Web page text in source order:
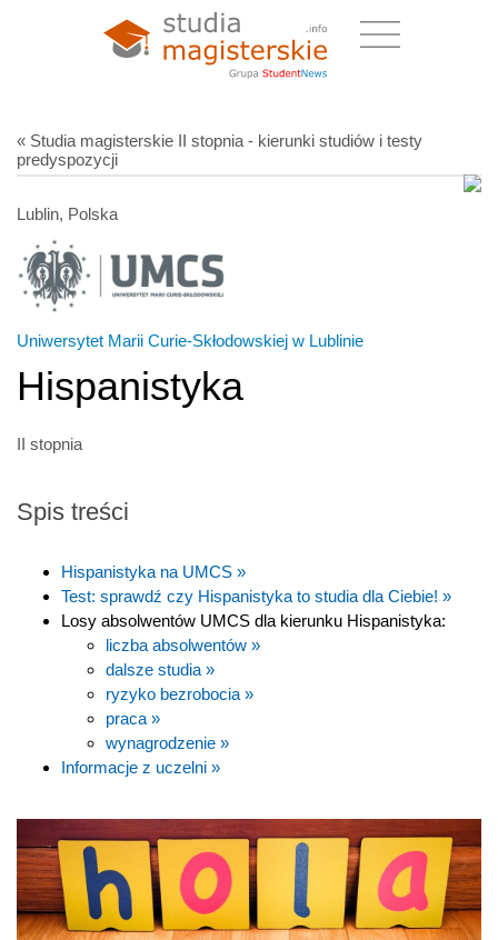
« Studia magisterskie II stopnia - kierunki studiów i testy
predyspozycji
Lublin, Polska
Uniwersytet Marii Curie-Skłodowskiej w Lublinie
Hispanistyka
II stopnia
Spis treści
Hispanistyka na UMCS »
Test: sprawdź czy Hispanistyka to studia dla Ciebie! »
Losy absolwentów UMCS dla kierunku Hispanistyka:
liczba absolwentów »
dalsze studia »
ryzyko bezrobocia »
praca »
wynagrodzenie »
Informacje z uczelni »